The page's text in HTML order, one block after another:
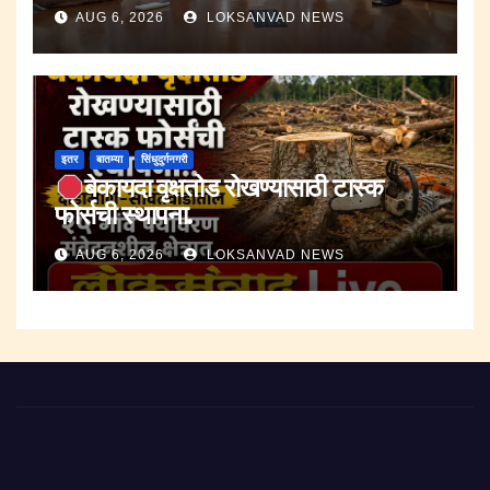
AUG 6, 2026 LOKSANVAD NEWS
इतर बातम्या सिंधुदुर्गनगरी
बेकायदा वृक्षतोड रोखण्यासाठी टास्क
फोर्सची स्थापना.
AUG 6, 2026 LOKSANVAD NEWS